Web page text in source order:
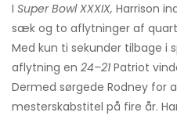
I Super Bowl XXXIX, Harrison
sæk og to aflytninger af
Med kun ti sekunder tilbage i
aflytning en 24–21 Patriot
Dermed sørgede Rodney for
mesterskabstitel på fire år.